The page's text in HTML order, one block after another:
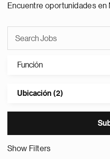
Encuentre oportunidades en
Función
Ubicación (2)
Show Filters